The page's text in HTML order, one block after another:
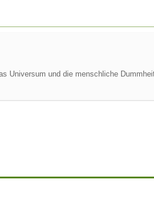
Universum und die menschliche